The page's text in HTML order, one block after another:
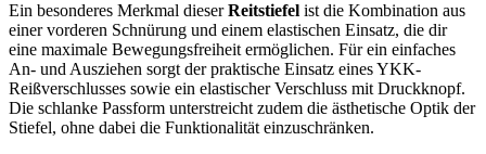
Ein besonderes Merkmal dieserReitstiefel ist die Kombination aus
einer vorderen Schnürung und einem elastischen Einsatz, die dir
eine maximale Bewegungsfreiheit ermöglichen. Für ein einfaches
An- und Ausziehen sorgt der praktische Einsatz eines YKK-
Reißverschlusses sowie ein elastischer Verschluss mit Druckknopf.
Die schlanke Passform unterstreicht zudem die ästhetische Optik der
Stiefel, ohne dabei die Funktionalität einzuschränken.